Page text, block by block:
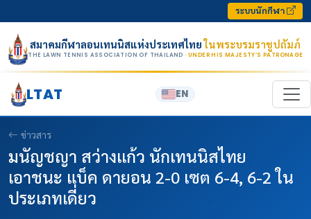
ระบบนักกีฬา
สมาคมกีฬาลอนเทนนิสแห่งประเทศไทยในพระบรมราชูปถัมภ์
THE LAWN TENNIS ASSOCIATION OF THAILAND · UNDER HIS MAJESTY’S PATRONAGE
LTAT EN
ข่าวสาร
มนัญชญา สว่างเเก้ว นักเทนนิสไทย
เอาชนะ แบ็ค ดายอน 2-0 เซต 6-4, 6-2 ใน
ประเภทเดี่ยว